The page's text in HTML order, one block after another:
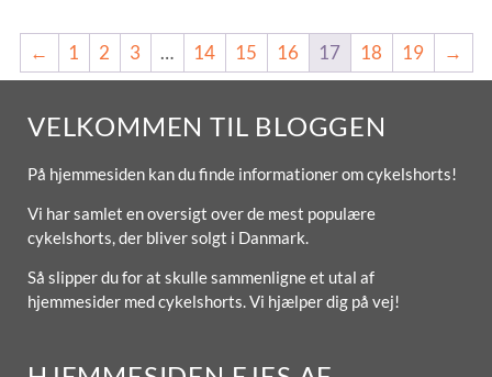
← 1 2 3 … 14 15 16 17 18 19 →
VELKOMMEN TIL BLOGGEN
På hjemmesiden kan du finde informationer om cykelshorts!
Vi har samlet en oversigt over de mest populære
cykelshorts, der bliver solgt i Danmark.
Så slipper du for at skulle sammenligne et utal af
hjemmesider med cykelshorts. Vi hjælper dig på vej!